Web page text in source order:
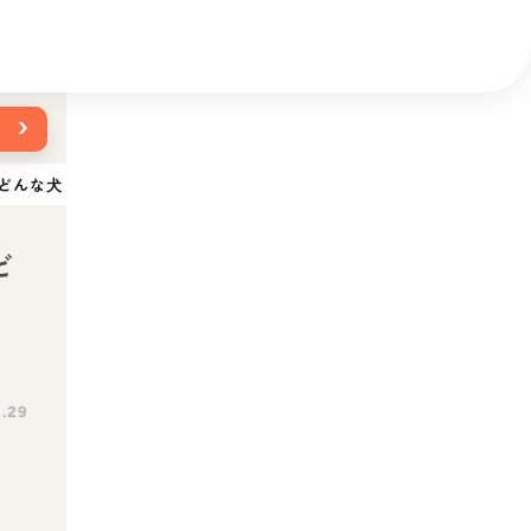
›
んな犬？性格・特徴・育て方・迎え方